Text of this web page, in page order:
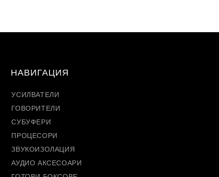
НАВИГАЦИЯ
УСИЛВАТЕЛИ
ГОВОРИТЕЛИ
СУБУФЕРИ
ПРОЦЕСОРИ
ЗВУКОИЗОЛАЦИЯ
АУДИО АКСЕСОАРИ